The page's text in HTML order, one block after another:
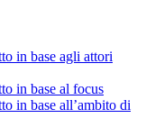
in base agli attori
in base al focus
in base all’ambito di